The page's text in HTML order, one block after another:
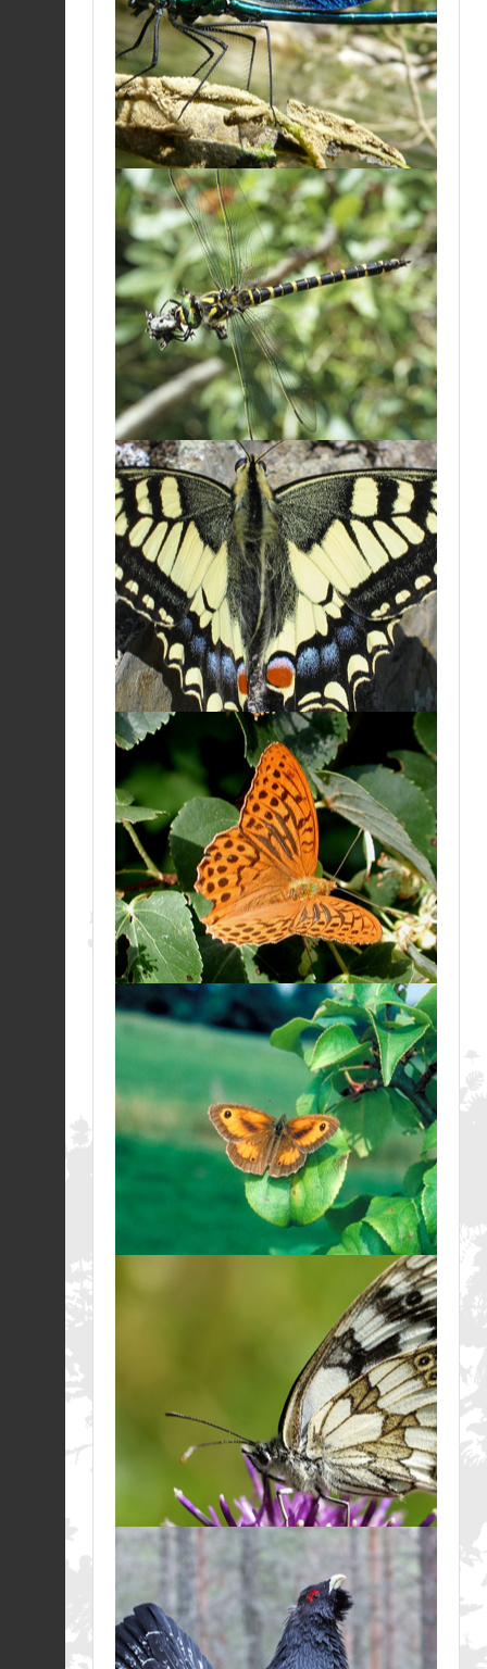
Fiche espèce
Caloptéryx vierge
méridional |
Calopteryx virgo
meridionalis
05/08/2026
Fiche espèce
Cordulégastre annelé
(Le) |Cordulegaster
boltonii
05/08/2026
Fiche espèce
Caloptéryx vierge
méridional |
Calopteryx virgo
meridionalis
05/08/2026
Fiche espèce
Sympétrum noir (Le) |
Sympetrum danae
05/08/2026
Fiche espèce
Anax empereur (L') |
Anax imperator
05/08/2026
Fiche espèce
Aeschne des joncs |
Aeshna juncea
05/08/2026
Fiche espèce
Crapaud épineux (Le)
|
Bufo spinosus
05/08/2026
Fiche espèce
Truite de mer |Salmo
trutta
05/08/2026
Fiche espèce
Crapaud épineux (Le)
|Bufo spinosus
05/08/2026
Fiche espèce
Pélodyte ponctué (Le)
Pelodytes punctatus
05/08/2026
Fiche espèce
Crapaud épineux (Le)
|Bufo spinosus
05/08/2026
Fiche espèce
Crapaud épineux (Le)
Bufo spinosus
Fiche espèce
Fiche espèce
Truite de mer |Salmo
trutta
05/08/2026
Fiche espèce
Crapaud épineux (Le)
|
Bufo spinosus
05/08/2026
Fiche espèce
Genette commune |
Genetta genetta
05/08/2026